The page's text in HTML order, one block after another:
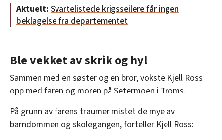
Aktuelt: Svartelistede krigsseilere får ingen
beklagelse fra departementet
Ble vekket av skrik og hyl
Sammen med en søster og en bror, vokste Kjell Ross
opp med faren og moren på Setermoen i Troms.
På grunn av farens traumer mistet de mye av
barndommen og skolegangen, forteller Kjell Ross: